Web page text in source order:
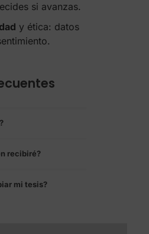
si avanzas.
y ética: datos
recibiré?
mi tesis?